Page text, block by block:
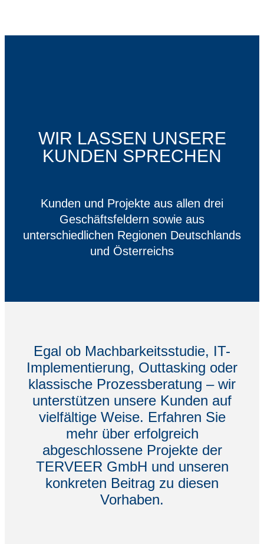
WIR LASSEN UNSERE
KUNDEN SPRECHEN
Kunden und Projekte aus allen drei
Geschäftsfeldern sowie aus
unterschiedlichen Regionen Deutschlands
und Österreichs
Egal ob Machbarkeitsstudie, IT-
Implementierung, Outtasking oder
klassische Prozessberatung – wir
unterstützen unsere Kunden auf
vielfältige Weise. Erfahren Sie
mehr über erfolgreich
abgeschlossene Projekte der
TERVEER GmbH und unseren
konkreten Beitrag zu diesen
Vorhaben.